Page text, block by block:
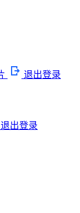
退出登录
退出登录